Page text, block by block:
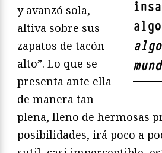
y avanzó sola,
altiva sobre sus
zapatos de tacón
alto”. Lo que se
presenta ante ella
de manera tan
plena, lleno de hermosas
posibilidades, irá poco a